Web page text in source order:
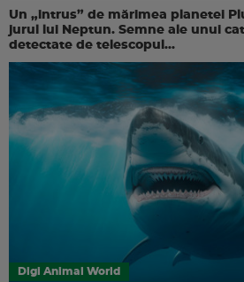
Un „intrus” de mărimea planetei
jurul lui Neptun. Semne ale unui
detectate de telescopul...
Digi Animal World